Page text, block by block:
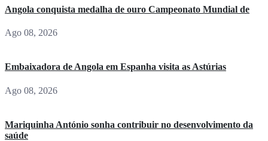
Angola conquista medalha de ouro Campeonato Mundial de
Ago 08, 2026
Embaixadora de Angola em Espanha visita as Astúrias
Ago 08, 2026
Mariquinha António sonha contribuir no desenvolvimento da
saúde